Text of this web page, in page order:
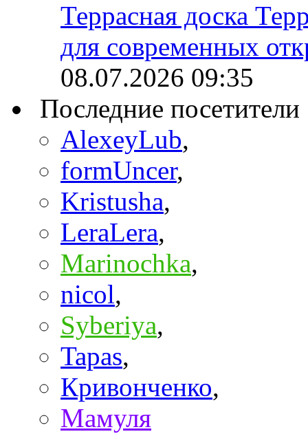
Террасная доска
для современных
08.07.2026 09:35
Последние посетители
AlexeyLub,
formUncer,
Kristusha,
LeraLera,
Marinochka,
nicol,
Syberiya,
Tapas,
Кривонченко,
Мамуля